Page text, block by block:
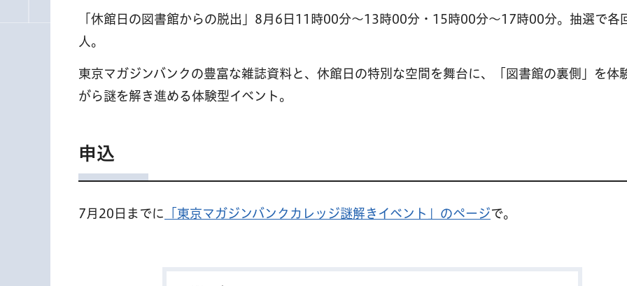
「休館日の図書館からの脱出」8月6日11時00分～13時00分・15時00分～17時00分。抽選で各
人。
東京マガジンバンクの豊富な雑誌資料と、休館日の特別な空間を舞台に、「図書館の裏側」を体
がら謎を解き進める体験型イベント。
申込
7月20日までに 「東京マガジンバンクカレッジ謎解きイベント」のページで。